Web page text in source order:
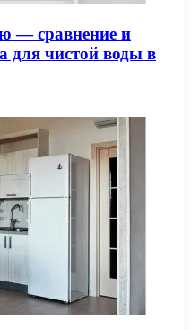
— сравнение и
для чистой воды в